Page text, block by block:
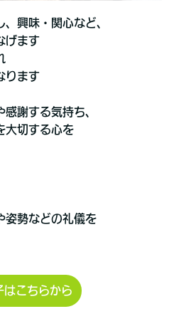
、興味・関心など、
げます
ります
感謝する気持ち、
大切する心を
勢などの礼儀を
はこちらから